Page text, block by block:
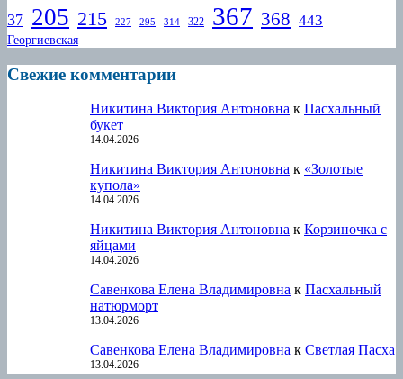
37 205 215 227 295 314 322 367 368 443
Георгиевская
Свежие комментарии
Никитина Виктория Антоновна к Пасхальный
букет
14.04.2026
Никитина Виктория Антоновна к «Золотые
купола»
14.04.2026
Никитина Виктория Антоновна к Корзиночка с
яйцами
14.04.2026
Савенкова Елена Владимировна к Пасхальный
натюрморт
13.04.2026
Савенкова Елена Владимировна к Светлая Пасха
13.04.2026